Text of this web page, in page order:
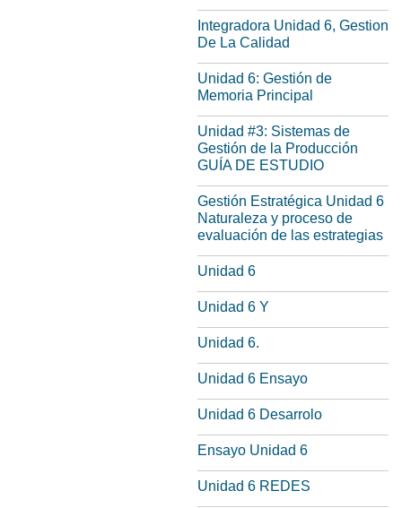
Integradora Unidad 6, Gestion
De La Calidad
Unidad 6: Gestión de
Memoria Principal
Unidad #3: Sistemas de
Gestión de la Producción
GUÍA DE ESTUDIO
Gestión Estratégica Unidad 6
Naturaleza y proceso de
evaluación de las estrategias
Unidad 6
Unidad 6 Y
Unidad 6.
Unidad 6 Ensayo
Unidad 6 Desarrolo
Ensayo Unidad 6
Unidad 6 REDES